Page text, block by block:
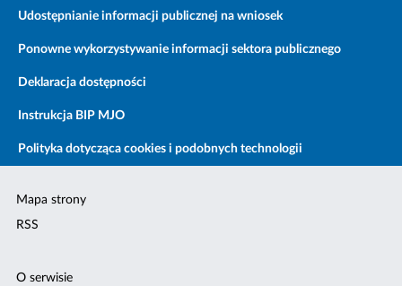
Udostępnianie informacji publicznej na wniosek
Ponowne wykorzystywanie informacji sektora publicznego
Deklaracja dostępności
Instrukcja BIP MJO
Polityka dotycząca cookies i podobnych technologii
Mapa strony
RSS
O serwisie